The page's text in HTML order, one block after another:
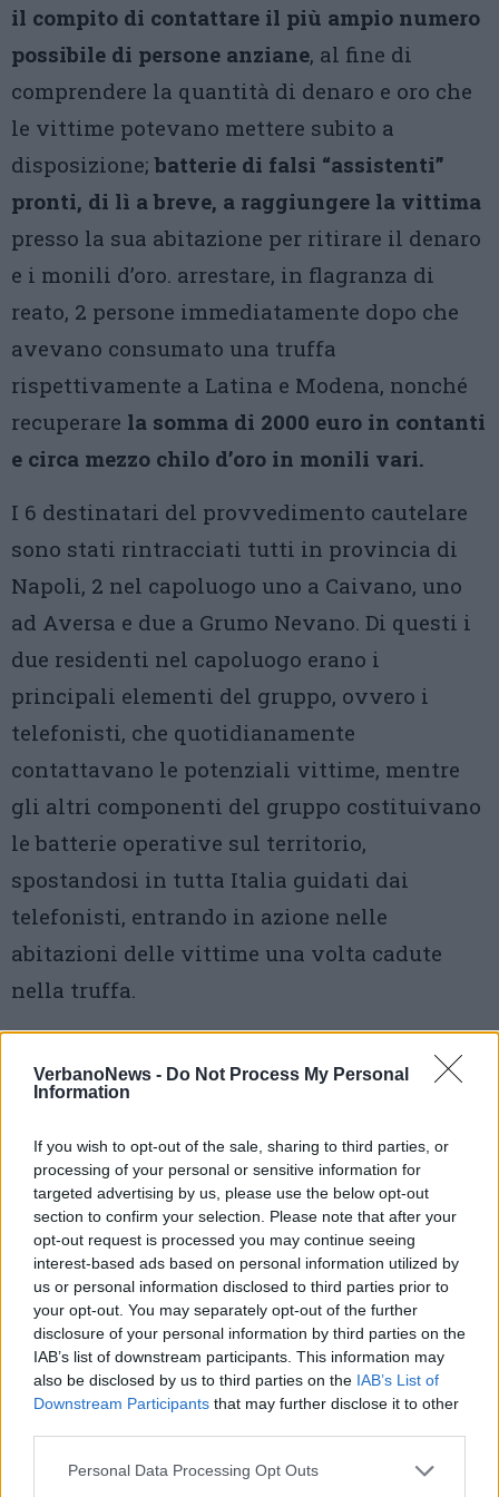
VerbanoNews - Do Not Process My Personal
Information
If you wish to opt-out of the sale, sharing to third parties, or
processing of your personal or sensitive information for
targeted advertising by us, please use the below opt-out
section to confirm your selection. Please note that after your
opt-out request is processed you may continue seeing
interest-based ads based on personal information utilized by
us or personal information disclosed to third parties prior to
your opt-out. You may separately opt-out of the further
disclosure of your personal information by third parties on the
IAB’s list of downstream participants. This information may
also be disclosed by us to third parties on the IAB’s List of
Downstream Participants that may further disclose it to other
Personal Data Processing Opt Outs
il compito di contattare il più ampio numero
possibile di persone anziane, al fine di
comprendere la quantità di denaro e oro che
le vittime potevano mettere subito a
disposizione;batterie di falsi “assistenti”
pronti, di lì a breve, a raggiungere la vittima
presso la sua abitazione per ritirare il denaro
e i monili d’oro. arrestare, in flagranza di
reato, 2 persone immediatamente dopo che
avevano consumato una truffa
rispettivamente a Latina e Modena, nonché
recuperare la somma di 2000 euro in contanti
e circa mezzo chilo d’oro in monili vari.
I 6 destinatari del provvedimento cautelare
sono stati rintracciati tutti in provincia di
Napoli, 2 nel capoluogo uno a Caivano, uno
ad Aversa e due a Grumo Nevano. Di questi i
due residenti nel capoluogo erano i
principali elementi del gruppo, ovvero i
telefonisti, che quotidianamente
contattavano le potenziali vittime, mentre
gli altri componenti del gruppo costituivano
le batterie operative sul territorio,
spostandosi in tutta Italia guidati dai
telefonisti, entrando in azione nelle
abitazioni delle vittime una volta cadute
nella truffa.
Le videochiamate dopo i raggiri con
il bottino
Il soggetto rintracciato ad Aversa, un
44enne, costituiva l’anello debole del gruppo,
anche per la sua condizione di
tossicodipendente. Lo stesso infatti si
prestava ad effettuare le lunghe trasferte con
la promessa oltre che di un compenso in
denaro, anche dello stupefacente. Ma i suoi
sodali, temendo che potesse intascare
qualcosa per sé, gli imponevano di effettuare
una videochiamata al fine di riprendere tutto
quello che veniva preso, al fine di verificarne